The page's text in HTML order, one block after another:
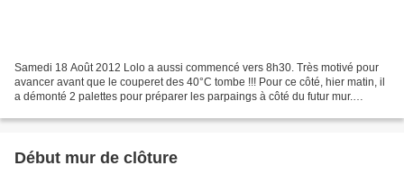
Samedi 18 Août 2012 Lolo a aussi commencé vers 8h30. Très motivé pour
avancer avant que le couperet des 40°C tombe !!! Pour ce côté, hier matin, il
a démonté 2 palettes pour préparer les parpaings à côté du futur mur.
Début mur de clôture